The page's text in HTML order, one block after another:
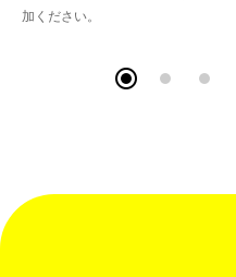
加ください。